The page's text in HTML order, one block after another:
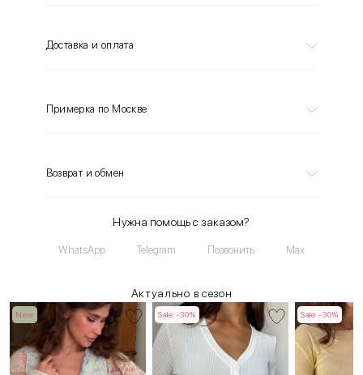
Доставка и оплата
Примерка по Москве
Возврат и обмен
Нужна помощь с заказом?
WhatsApp Telegram Позвонить Max
Актуально в сезон
New Sale -30% Sale -30%